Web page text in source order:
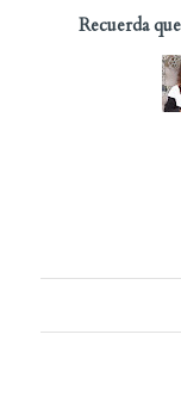
Recuerda